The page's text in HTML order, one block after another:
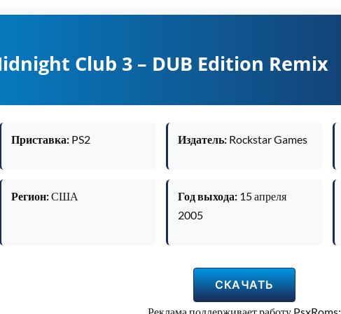
Club 3 – DUB Edition Remix
Приставка: PS2 Издатель: Rockstar Games
Регион:США Год выхода: 15 апреля
2005
СКАЧАТЬ